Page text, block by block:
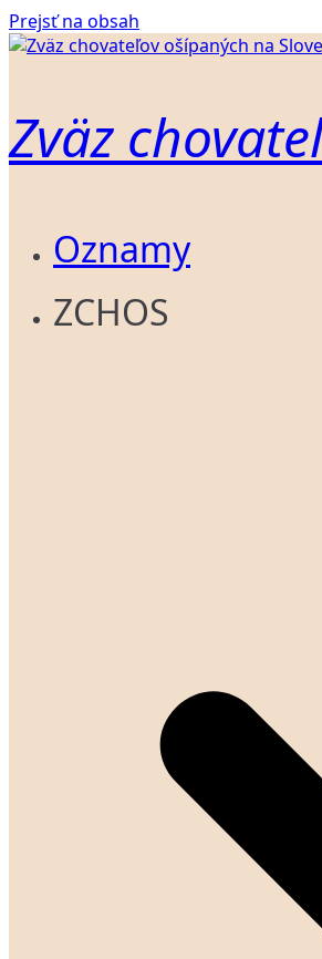
Prejsť na obsah
Zväz
Oznamy
ZCHOS